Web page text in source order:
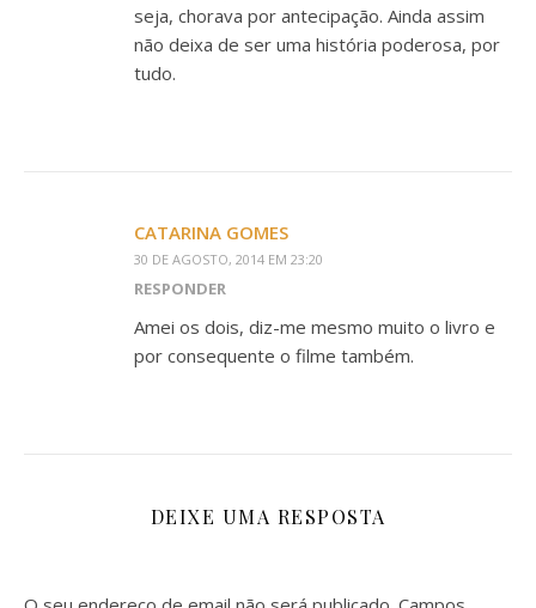
seja, chorava por antecipação. Ainda assim
não deixa de ser uma história poderosa, por
tudo.
CATARINA GOMES
30 DE AGOSTO, 2014 EM 23:20
RESPONDER
Amei os dois, diz-me mesmo muito o livro e
por consequente o filme também.
DEIXE UMA RESPOSTA